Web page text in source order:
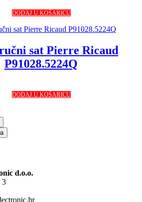
DODAJ U KOŠARICU
sat Pierre Ricaud
P91028.5224Q
DODAJ U KOŠARICU
d.o.o.
3